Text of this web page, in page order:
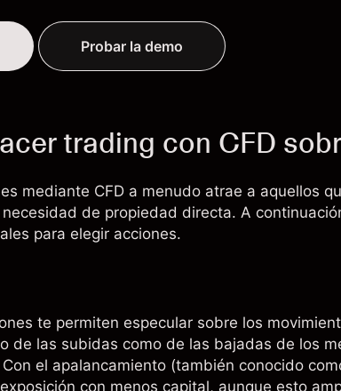
Probar la demo
trading con CFD
mediante CFD a menudo atrae a aquellos
de propiedad directa. A
para elegir acciones.
te permiten especular sobre los
de las subidas como de las bajadas de los
el apalancamiento (también conocido
con menos capital, aunque esto